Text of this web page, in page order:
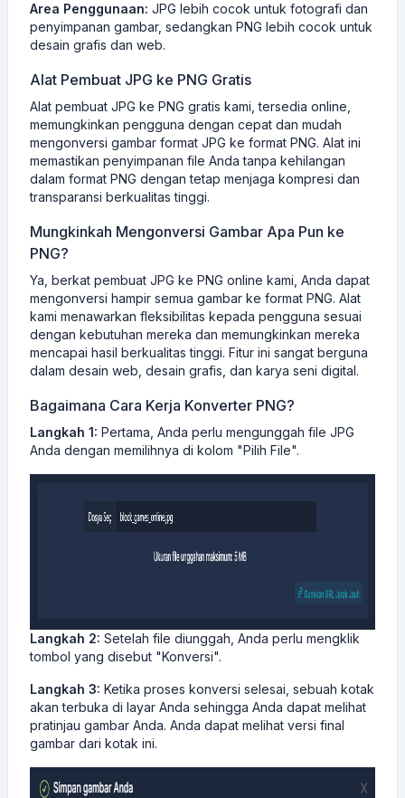
Area Penggunaan: JPG lebih cocok untuk fotografi dan
penyimpanan gambar, sedangkan PNG lebih cocok untuk
desain grafis dan web.
Alat Pembuat JPG ke PNG Gratis
Alat pembuat JPG ke PNG gratis kami, tersedia online,
memungkinkan pengguna dengan cepat dan mudah
mengonversi gambar format JPG ke format PNG. Alat ini
memastikan penyimpanan file Anda tanpa kehilangan
dalam format PNG dengan tetap menjaga kompresi dan
transparansi berkualitas tinggi.
Mungkinkah Mengonversi Gambar Apa Pun ke
PNG?
Ya, berkat pembuat JPG ke PNG online kami, Anda dapat
mengonversi hampir semua gambar ke format PNG. Alat
kami menawarkan fleksibilitas kepada pengguna sesuai
dengan kebutuhan mereka dan memungkinkan mereka
mencapai hasil berkualitas tinggi. Fitur ini sangat berguna
dalam desain web, desain grafis, dan karya seni digital.
Bagaimana Cara Kerja Konverter PNG?
Langkah 1: Pertama, Anda perlu mengunggah file JPG
Anda dengan memilihnya di kolom "Pilih File".
Langkah 2: Setelah file diunggah, Anda perlu mengklik
tombol yang disebut "Konversi".
Langkah 3: Ketika proses konversi selesai, sebuah kotak
akan terbuka di layar Anda sehingga Anda dapat melihat
pratinjau gambar Anda. Anda dapat melihat versi final
gambar dari kotak ini.